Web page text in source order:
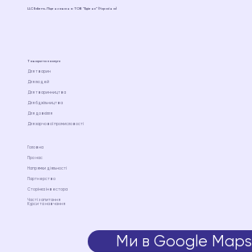
Головна
Про нас
Напрямки діяльності
Партнерство
Сторінка інвестора
Часті запитання
Курси та навчання
Товари та послуги
Для людей
Для тварин
Для тваринництва
Для бджільництва
Для довкілля
Для харчової промисловості
Ми на Google Maps
Ми в Google Maps
LLC Ediens. Ліцензовано ТОВ “Едіенс” (Україна)